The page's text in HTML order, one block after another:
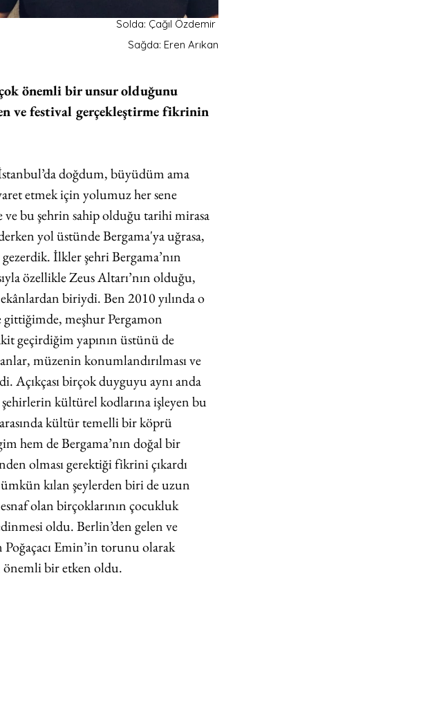
Solda: Çağıl Özdemir
Sağda: Eren Arıkan
çok önemli bir unsur olduğunu
ve festival gerçekleştirme fikrinin
doğdum, büyüdüm ama
etmek için yolumuz her sene
bu şehrin sahip olduğu tarihi mirasa
yol üstünde Bergama'ya uğrasa,
İlkler şehri Bergama’nın
özellikle Zeus Altarı’nın olduğu,
biriydi. Ben 2010 yılında o
gittiğimde, meşhur Pergamon
geçirdiğim yapının üstünü de
müzenin konumlandırılması ve
Açıkçası birçok duyguyu aynı anda
şehirlerin kültürel kodlarına işleyen bu
kültür temelli bir köprü
hem de Bergama’nın doğal bir
olması gerektiği fikrini çıkardı
kılan şeylerden biri de uzun
olan birçoklarının çocukluk
oldu. Berlin’den gelen ve
Poğaçacı Emin’in torunu olarak
önemli bir etken oldu.